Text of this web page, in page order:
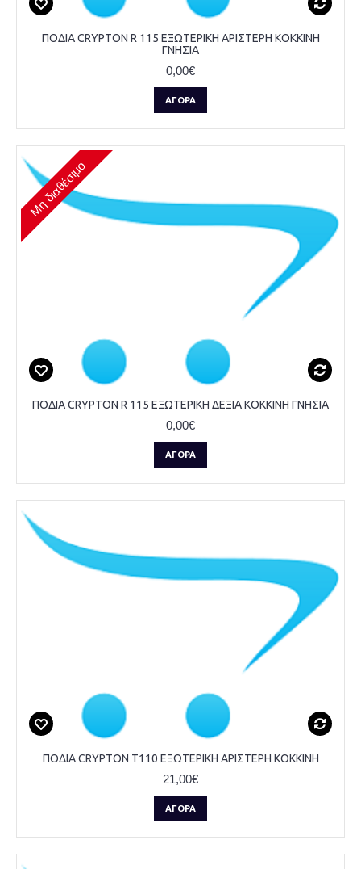
ΠΟΔΙΑ CRYPTON R 115 ΕΞΩΤΕΡΙΚΗ ΑΡΙΣΤΕΡΗ ΚΟΚΚΙΝΗ
ΓΝΗΣΙΑ
0,00€
ΑΓΟΡΆ
Μη διαθέσιμο
ΠΟΔΙΑ CRYPTON R 115 ΕΞΩΤΕΡΙΚΗ ΔΕΞΙΑ ΚΟΚΚΙΝΗ ΓΝΗΣΙΑ
0,00€
ΑΓΟΡΆ
ΠΟΔΙΑ CRYPTON T110 ΕΞΩΤΕΡΙΚΗ ΑΡΙΣΤΕΡΗ KOKKINH
21,00€
ΑΓΟΡΆ